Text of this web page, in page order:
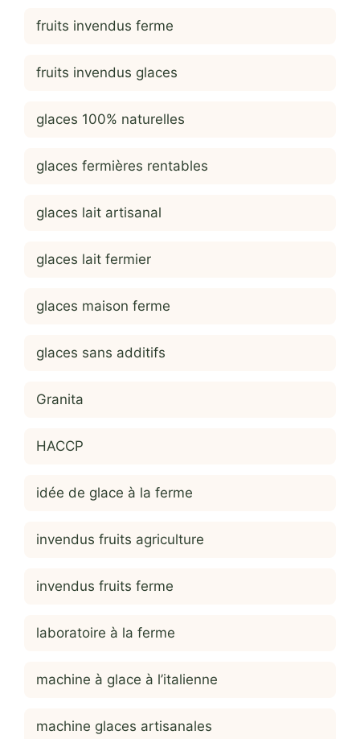
fruits invendus ferme
fruits invendus glaces
glaces 100% naturelles
glaces fermières rentables
glaces lait artisanal
glaces lait fermier
glaces maison ferme
glaces sans additifs
Granita
HACCP
idée de glace à la ferme
invendus fruits agriculture
invendus fruits ferme
laboratoire à la ferme
machine à glace à l’italienne
machine glaces artisanales